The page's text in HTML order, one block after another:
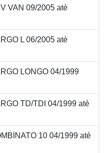
VAN 09/2005 até
L 06/2005 até
LONGO 04/1999
TD/TDI 04/1999 até
10 04/1999 até